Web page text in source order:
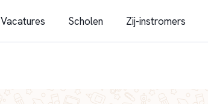
Vacatures Scholen Zij-instromers